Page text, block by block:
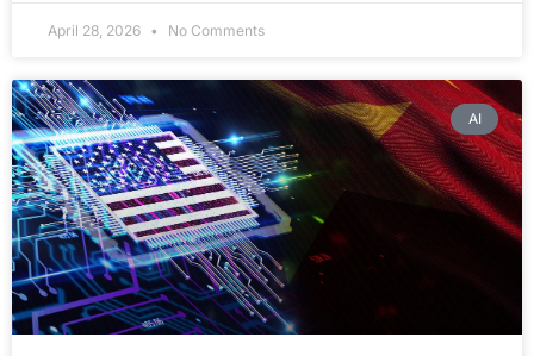
April 28, 2026 No Comments
AI